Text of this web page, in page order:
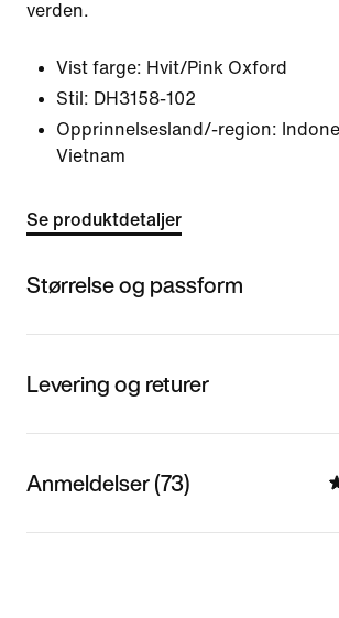
verden.
Vist farge: Hvit/Pink Oxford
Stil: DH3158-102
Opprinnelsesland/-region:
Vietnam
Se produktdetaljer
Størrelse og passform
Levering og returer
Anmeldelser (73)